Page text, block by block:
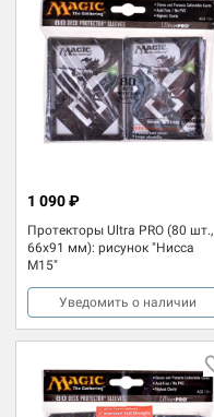
Протекторы Ultra PRO (80 шт.,
66x91 мм): рисунок "Нисса
М15"
1 090 ₽
Уведомить о наличии